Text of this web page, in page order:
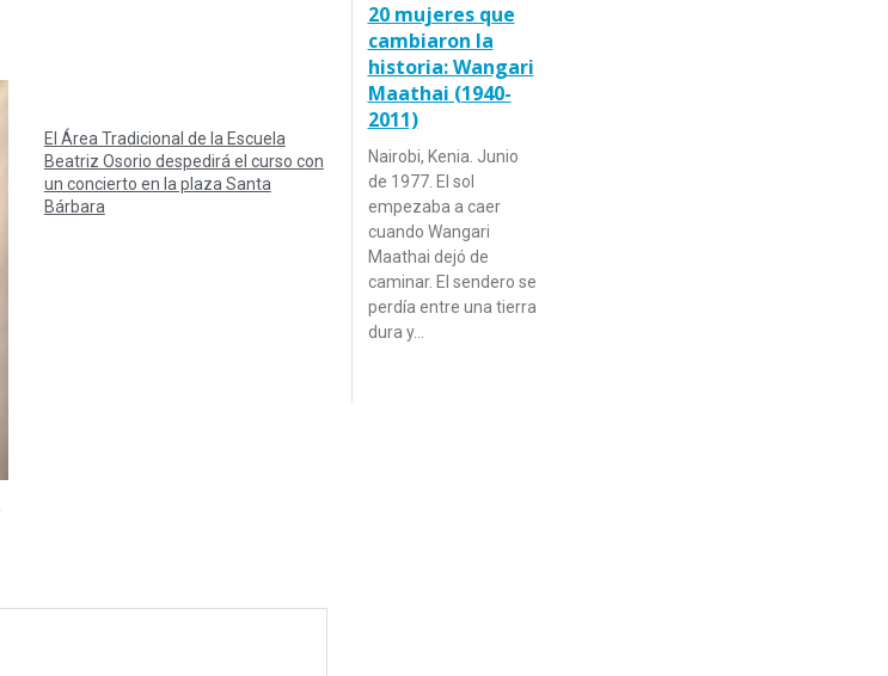
El Área Tradicional de la Escuela
Beatriz Osorio despedirá el curso con
un concierto en la plaza Santa
Bárbara
20 mujeres que
cambiaron la
historia: Wangari
Maathai (1940-
2011)
Nairobi, Kenia. Junio
de 1977. El sol
empezaba a caer
cuando Wangari
Maathai dejó de
caminar. El sendero se
perdía entre una tierra
dura y…